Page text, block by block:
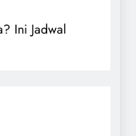
Ini Jadwal